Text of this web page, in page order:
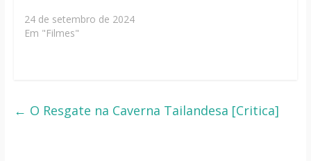
24 de setembro de 2024
Em "Filmes"
← O Resgate na Caverna Tailandesa [Critica]